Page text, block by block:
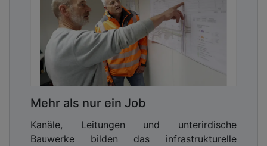
Mehr als nur ein Job
Kanäle, Leitungen und unterirdische
Bauwerke bilden das infrastrukturelle